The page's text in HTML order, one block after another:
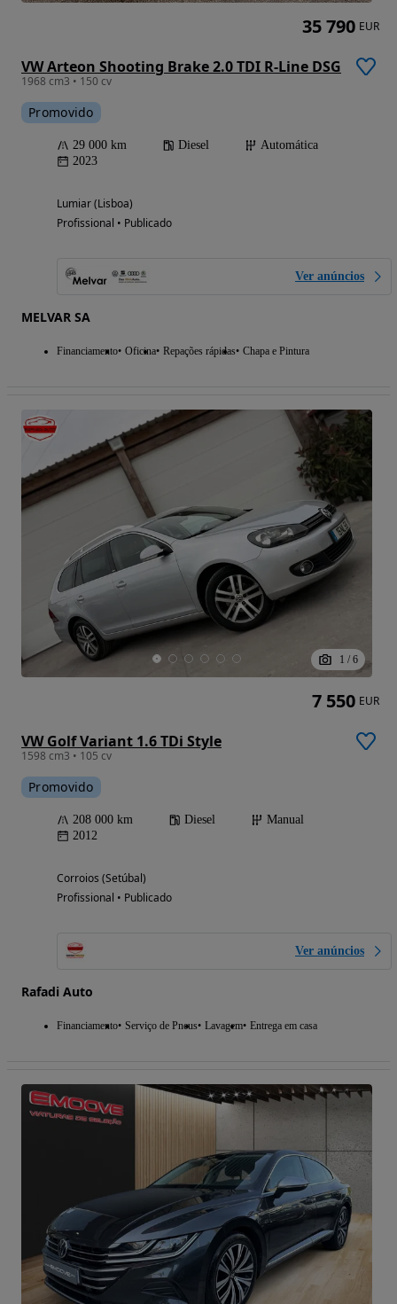
VW Arteon Shooting Brake 2.0 TDI R-Line DSG
1968 cm3 • 150 cv
Promovido
29 000 km Diesel
Automática
2023
Lumiar (Lisboa)
Profissional • Publicado
Ver anúncios
MELVAR SA
Financiamento Oficina Repações rápidas Chapa e Pintura
35 790 EUR
1 / 6
VW Golf Variant 1.6 TDi Style
1598 cm3 • 105 cv
Promovido
208 000 km Diesel
Manual
2012
Corroios (Setúbal)
Profissional • Publicado
Ver anúncios
Rafadi Auto
Financiamento Serviço de Pneus Lavagem Entrega em casa
7 550 EUR